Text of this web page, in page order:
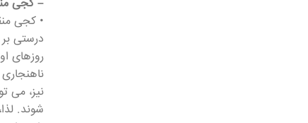
– کجی
• کجی
درستی
روزهای
نیز، می
شوند.